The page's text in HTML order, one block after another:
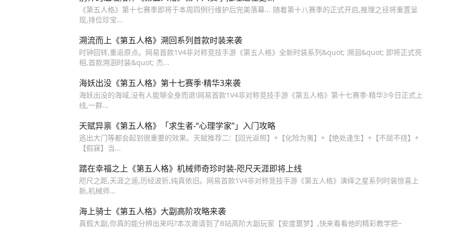
《第五人格》第十七赛季即将于本周四例行维护后完美落幕... 随着第十八赛季的正式开启,推理之径将重置呈
现,排位珍宝...
溯流而上《第五人格》溯回系列首款时装来袭
时钟回转,重返原点。网易首款1V4非对称竞技手游《第五人格》全新时装系列&quot; 溯洄&quot; 即将正式亮
相,首款溯洄时装&quot; 杰...
海妖出没《第五人格》第十七赛季·精华3来袭
海妖出没的海域,没有人能够全身而退!网易首款1V4非对称竞技手游《第五人格》第十七赛季·精华3今日正式上
线,一群...
天赋异禀《第五人格》「求生者-“心理学家”」入门攻略
逃出大门等都会起到很重要的效果。天赋推荐二:【回光返照】+【化险为夷】+【绝处逢生】+【不屈不挠】+
【假寐】当...
踏在幸福之上《第五人格》机械师奇珍时装-咫尺天涯即将上线
咫尺之距,天涯之遥,历经波折,纯真依旧。网易首款1V4非对称竞技手游《第五人格》演绎之星系列时装惊喜上
新,机械师...
海上骑士《第五人格》大副高阶攻略来袭
真假大副,你真的能分辨出来吗?本次邀请到了B站高阶大副玩家【安度噩梦】,快来看看他的精彩教学把~